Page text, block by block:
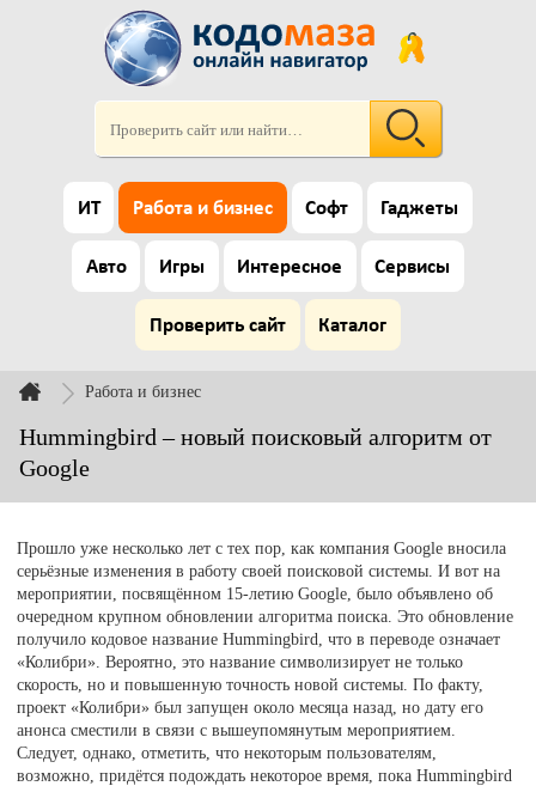
ИТ Работа и бизнес Софт Гаджеты
Авто Игры Интересное Сервисы
Проверить сайт Каталог
Работа и бизнес
Hummingbird – новый поисковый алгоритм от
Google
Прошло уже несколько лет с тех пор, как компания Google вносила
серьёзные изменения в работу своей поисковой системы. И вот на
мероприятии, посвящённом 15-летию Google, было объявлено об
очередном крупном обновлении алгоритма поиска. Это обновление
получило кодовое название Hummingbird, что в переводе означает
«Колибри». Вероятно, это название символизирует не только
скорость, но и повышенную точность новой системы. По факту,
проект «Колибри» был запущен около месяца назад, но дату его
анонса сместили в связи с вышеупомянутым мероприятием.
Следует, однако, отметить, что некоторым пользователям,
возможно, придётся подождать некоторое время, пока Hummingbird